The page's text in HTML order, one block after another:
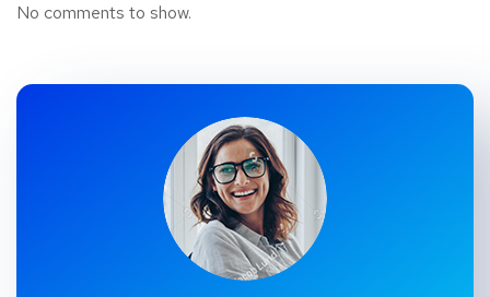
No comments to show.